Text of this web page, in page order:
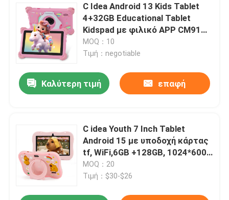
C Idea Android 13 Kids Tablet
4+32GB Educational Tablet
Kidspad με φιλικό APP CM91
ροζ
MOQ：10
Τιμή：negotiable
Καλύτερη τιμή επαφή
C idea Youth 7 Inch Tablet
Android 15 με υποδοχή κάρτας
tf, WiFi,6GB +128GB, 1024*600
IPS incell CM66
MOQ：20
Τιμή：$30-$26